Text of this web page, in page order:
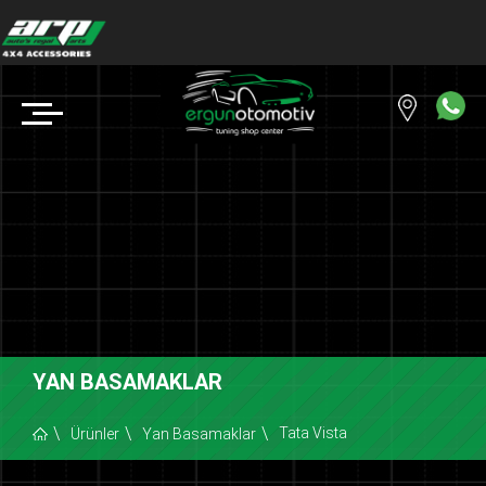
YAN BASAMAKLAR
Ürünler Yan Basamaklar Tata Vista
Copyright © 2018 ERGUN OTOMOTİV